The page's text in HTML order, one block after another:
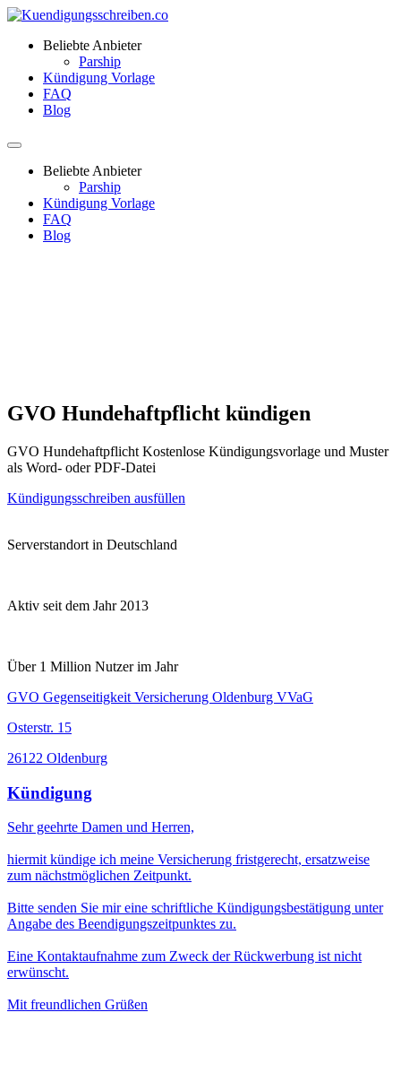
Beliebte Anbieter
Parship
Kündigung Vorlage
FAQ
Blog
Beliebte Anbieter
Parship
Kündigung Vorlage
FAQ
Blog
GVO Hundehaftpflicht kündigen
GVO Hundehaftpflicht Kostenlose Kündigungsvorlage und Muster
als Word- oder PDF-Datei
Kündigungsschreiben ausfüllen
Serverstandort in Deutschland
Aktiv seit dem Jahr 2013
Über 1 Million Nutzer im Jahr
GVO Gegenseitigkeit Versicherung Oldenburg VVaG
Osterstr. 15
26122 Oldenburg
Kündigung
Sehr geehrte Damen und Herren,
hiermit kündige ich meine Versicherung fristgerecht, ersatzweise
zum nächstmöglichen Zeitpunkt.
Bitte senden Sie mir eine schriftliche Kündigungsbestätigung unter
Angabe des Beendigungszeitpunktes zu.
Eine Kontaktaufnahme zum Zweck der Rückwerbung ist nicht
erwünscht.
Mit freundlichen Grüßen